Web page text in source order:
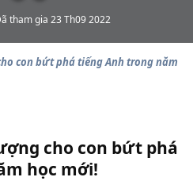
tham gia 23 Th09 2022
con bứt phá tiếng Anh trong năm
cho con bứt phá
học mới!